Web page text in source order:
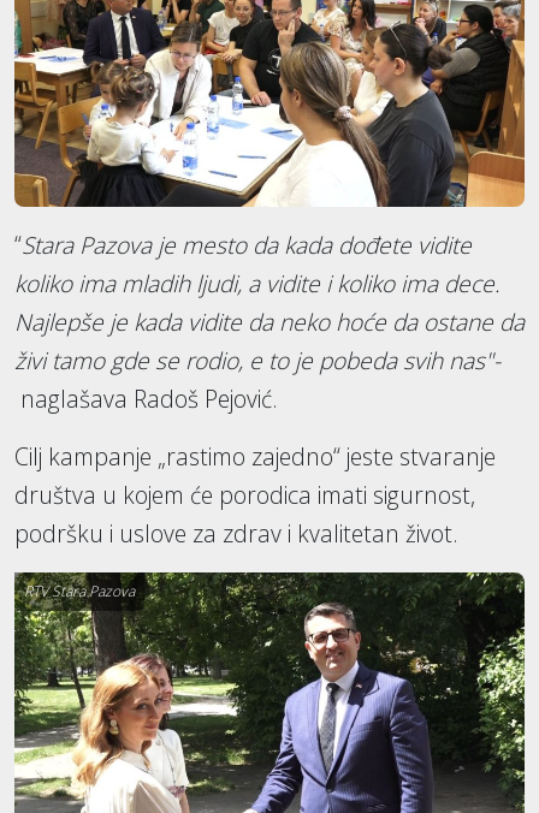
“Stara Pazova je mesto da kada dođete vidite
koliko ima mladih ljudi, a vidite i koliko ima dece.
Najlepše je kada vidite da neko hoće da ostane da
živi tamo gde se rodio, e to je pobeda svih nas"-
naglašava Radoš Pejović.
Cilj kampanje „rastimo zajedno“ jeste stvaranje
društva u kojem će porodica imati sigurnost,
podršku i uslove za zdrav i kvalitetan život.
RTV Stara Pazova